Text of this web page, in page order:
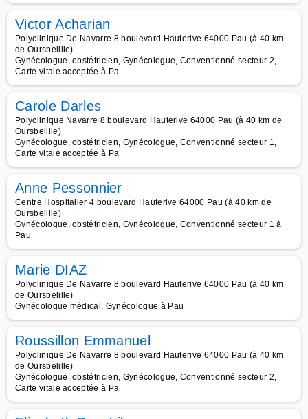
Victor Acharian
Polyclinique De Navarre 8 boulevard Hauterive 64000 Pau (à 40 km
de Oursbelille)
Gynécologue, obstétricien, Gynécologue, Conventionné secteur 2,
Carte vitale acceptée à Pa
Carole Darles
Polyclinique Navarre 8 boulevard Hauterive 64000 Pau (à 40 km de
Oursbelille)
Gynécologue, obstétricien, Gynécologue, Conventionné secteur 1,
Carte vitale acceptée à Pa
Anne Pessonnier
Centre Hospitalier 4 boulevard Hauterive 64000 Pau (à 40 km de
Oursbelille)
Gynécologue, obstétricien, Gynécologue, Conventionné secteur 1 à
Pau
Marie DIAZ
Polyclinique De Navarre 8 boulevard Hauterive 64000 Pau (à 40 km
de Oursbelille)
Gynécologue médical, Gynécologue à Pau
Roussillon Emmanuel
Polyclinique De Navarre 8 boulevard Hauterive 64000 Pau (à 40 km
de Oursbelille)
Gynécologue, obstétricien, Gynécologue, Conventionné secteur 2,
Carte vitale acceptée à Pa